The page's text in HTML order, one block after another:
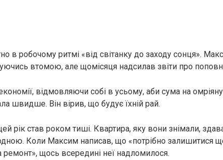
в робочому ритмі «від світанку до заходу сонця».
втомою, але щомісяця надсилав звіти про
відмовляючи собі в усьому, аби сума на
швидше. Він вірив, що будує їхній рай.
рік став роком тиші. Квартира, яку вони знімали,
Коли Максим написав, що «потрібно залишитися
ремонт», щось всередині неї надломилося.